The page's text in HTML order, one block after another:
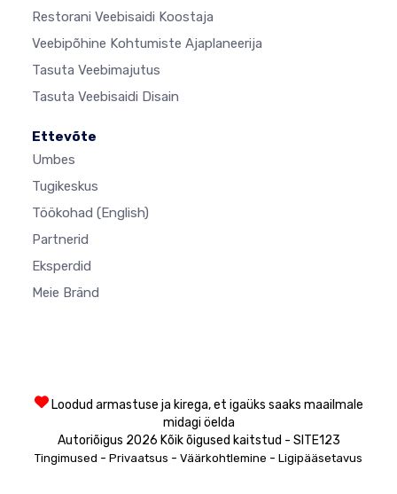
Restorani Veebisaidi Koostaja
Veebipõhine Kohtumiste Ajaplaneerija
Tasuta Veebimajutus
Tasuta Veebisaidi Disain
Ettevõte
Umbes
Tugikeskus
Töökohad (English)
Partnerid
Eksperdid
Meie Bränd
Loodud armastuse ja kirega, et igaüks saaks maailmale
midagi öelda
Autoriõigus 2026 Kõik õigused kaitstud - SITE123
Tingimused - Privaatsus - Väärkohtlemine - Ligipääsetavus